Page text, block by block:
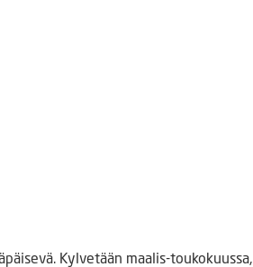
Kylvetään maalis-